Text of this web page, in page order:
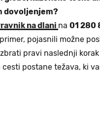
dovoljenjem?
na dlani na 01 280
pojasnili možne
pravi naslednji
cesti postane težava, ki